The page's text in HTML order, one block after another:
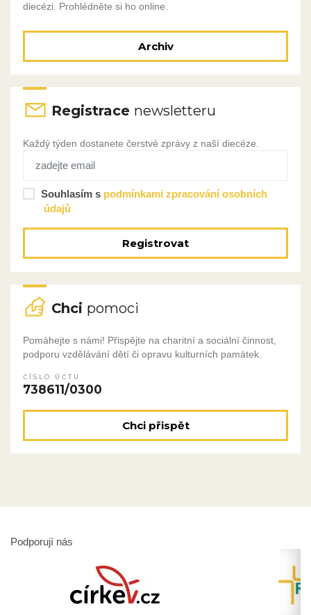
diecézi. Prohlédněte si ho online.
Archiv
Registrace newsletteru
Každý týden dostanete čerstvé zprávy z naší diecéze.
Souhlasím s podmínkami zpracování osobních
údajů
Registrovat
Chci pomoci
Pomáhejte s námi! Přispějte na charitní a sociální činnost,
podporu vzdělávání dětí či opravu kulturních památek.
ČÍSLO ÚČTU
738611/0300
Chci přispět
Podporují nás